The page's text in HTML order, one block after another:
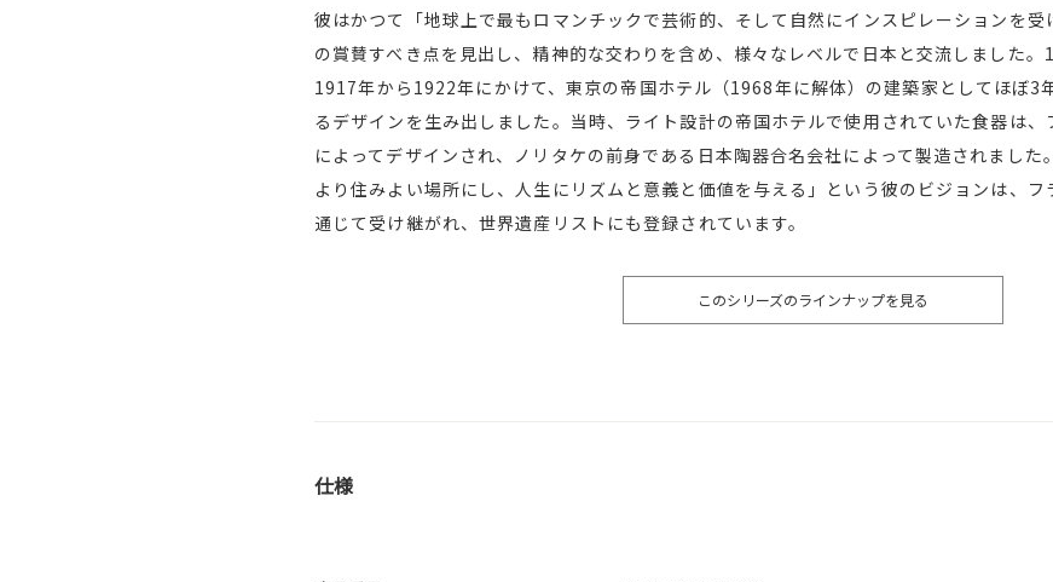
彼はかつて「地球上で最もロマンチックで芸術的、そして自然にインスピレーションを受
の賞賛すべき点を見出し、精神的な交わりを含め、様々なレベルで日本と交流しました。
1917年から1922年にかけて、東京の帝国ホテル（1968年に解体）の建築家としてほぼ3
るデザインを生み出しました。当時、ライト設計の帝国ホテルで使用されていた食器は
によってデザインされ、ノリタケの前身である日本陶器合名会社によって製造されました
より住みよい場所にし、人生にリズムと意義と価値を与える」という彼のビジョンは、
通じて受け継がれ、世界遺産リストにも登録されています。
このシリーズのラインナップを見る
仕様